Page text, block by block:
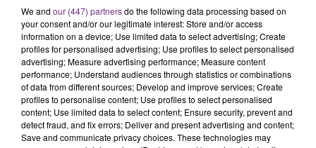
TITRES DIFFUSÉS
9h43
9h43 9h40
9h40
We and our (447) partnersdo the following data processing based on
your consent and/or our legitimate interest: Store and/or access
information on a device; Use limited data to select advertising; Create
profiles for personalised advertising; Use profiles to select personalised
advertising; Measure advertising performance; Measure content
performance; Understand audiences through statistics or combinations
of data from different sources; Develop and improve services; Create
profiles to personalise content; Use profiles to select personalised
content; Use limited data to select content; Ensure security, prevent and
detect fraud, and fix errors; Deliver and present advertising and content;
Save and communicate privacy choices. These technologies may